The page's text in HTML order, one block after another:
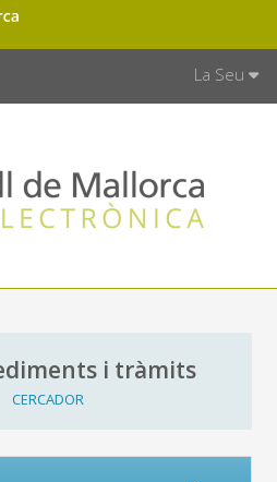
La Seu
i tràmits
CERCADOR